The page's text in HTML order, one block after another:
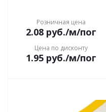
Розничная цена
2.08руб./м/пог
Цена по дисконту
1.95руб./м/пог